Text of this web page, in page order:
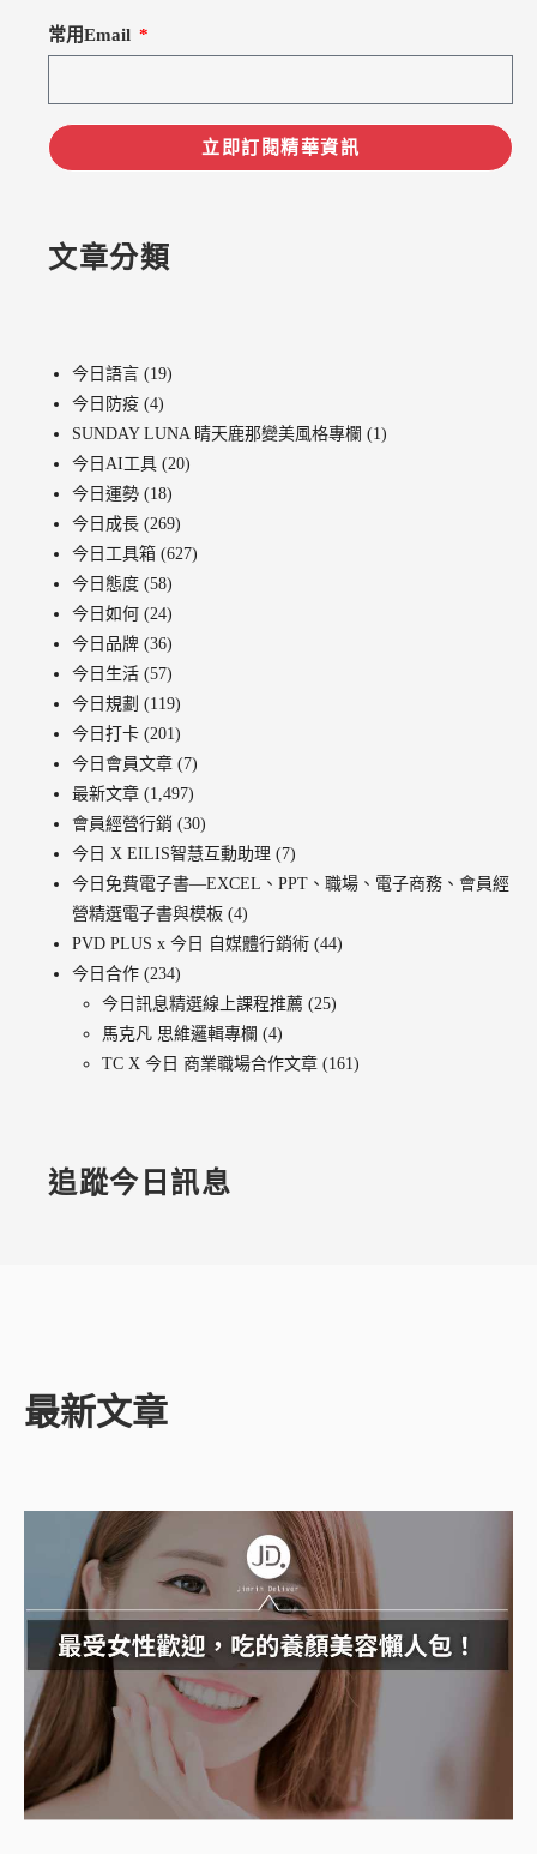
常用Email
立即訂閱精華資訊
文章分類
今日語言 (19)
今日防疫 (4)
SUNDAY LUNA 晴天鹿那變美風格專欄 (1)
今日AI工具 (20)
今日運勢 (18)
今日成長 (269)
今日工具箱 (627)
今日態度 (58)
今日如何 (24)
今日品牌 (36)
今日生活 (57)
今日規劃 (119)
今日打卡 (201)
今日會員文章 (7)
最新文章 (1,497)
會員經營行銷 (30)
今日 X EILIS智慧互動助理 (7)
今日免費電子書—EXCEL、PPT、職場、電子商務、會員經
營精選電子書與模板 (4)
PVD PLUS x 今日 自媒體行銷術 (44)
今日合作 (234)
今日訊息精選線上課程推薦 (25)
馬克凡 思維邏輯專欄 (4)
TC X 今日 商業職場合作文章 (161)
追蹤今日訊息
最新文章